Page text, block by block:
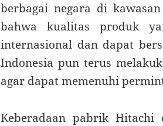
berbagai negara di
bahwa kualitas produk
internasional dan dapat
Indonesia pun terus
agar dapat memenuhi
Keberadaan pabrik